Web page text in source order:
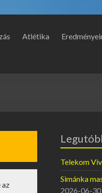
Atlétika
az
Telekom
Simánka
2026-06-30